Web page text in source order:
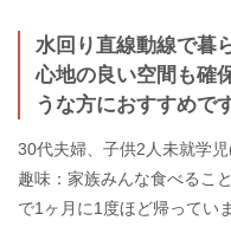
水回り直線動線で暮
心地の良い空間も確
うな方におすすめで
30代夫婦、子供2人未就学
趣味：家族みんな食べるこ
で1ヶ月に1度ほど帰ってい